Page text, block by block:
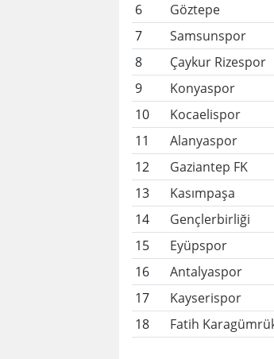
6
Göztepe
7
Samsunspor
8
Çaykur Rizespor
9
Konyaspor
10
Kocaelispor
11
Alanyaspor
12
Gaziantep FK
13
Kasımpaşa
14
Gençlerbirliği
15
Eyüpspor
16
Antalyaspor
17
Kayserispor
18
Fatih